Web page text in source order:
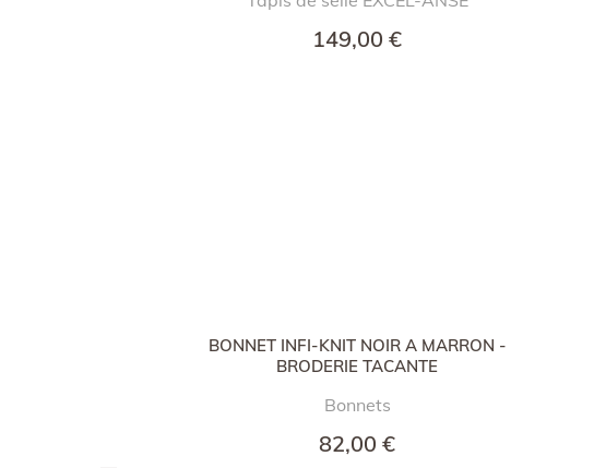
149,00 €
BONNET INFI-KNIT NOIR A MARRON -
BRODERIE TACANTE
Bonnets
82,00 €